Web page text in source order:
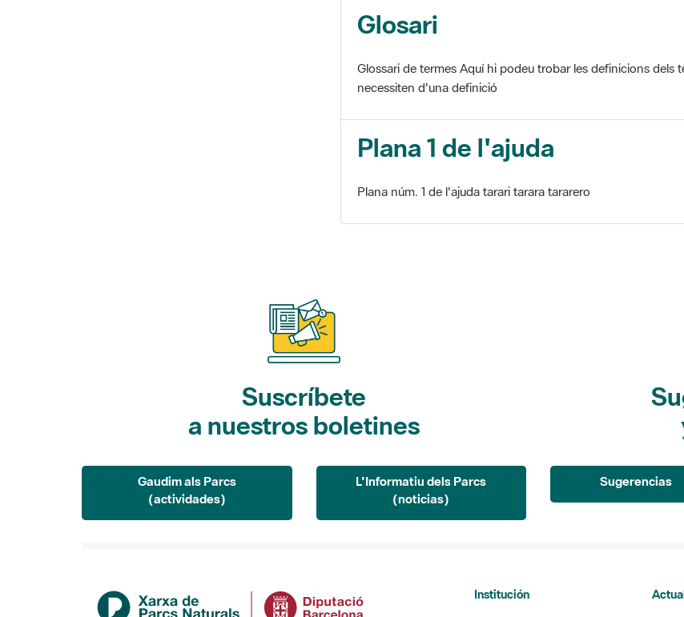
Glosari
Glossari de termes Aquí hi podeu trobar les definicions dels
necessiten d'una definició
Plana 1 de l'ajuda
Plana núm. 1 de l'ajuda tarari tarara tararero
Suscríbete
a nuestros boletines
Gaudim als Parcs
(actividades)
L'Informatiu dels Parcs
(noticias)
Sugerencias
Institución